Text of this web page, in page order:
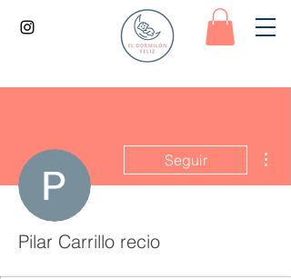
Seguir
Pilar Carrillo recio